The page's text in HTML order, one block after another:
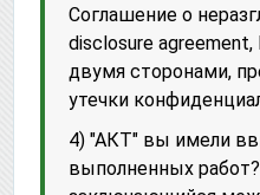
Соглашение о
disclosure
двумя сторонами,
утечки
4) "АКТ" вы имели
выполненных